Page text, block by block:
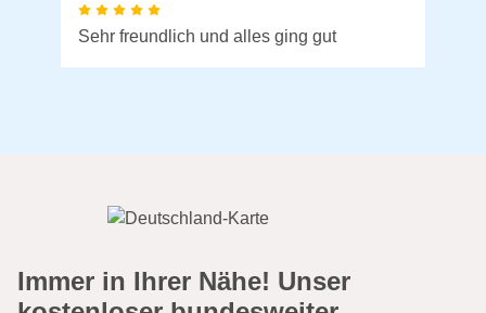
Sehr freundlich und alles ging gut
Immer in Ihrer Nähe! Unser